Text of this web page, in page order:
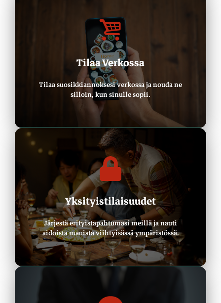
Tilaa Verkossa
Tilaa suosikkiannoksesi verkossa ja nouda ne
silloin, kun sinulle sopii.
Tilaa & Nouda
Tilaa Nyt
Yksityistilaisuudet
Järjestä erityistapahtumasi meillä ja nauti
aidoista mauista viihtyisässä ympäristössä.
Järjestä Tilaisuutesi Tyylillä
Kysy Lisää